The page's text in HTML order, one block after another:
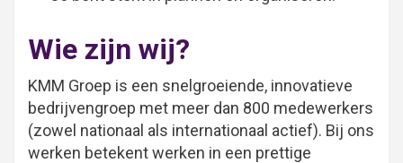
Wie zijn wij?
KMM Groep is een snelgroeiende, innovatieve
bedrijvengroep met meer dan 800 medewerkers
(zowel nationaal als internationaal actief). Bij ons
werken betekent werken in een prettige